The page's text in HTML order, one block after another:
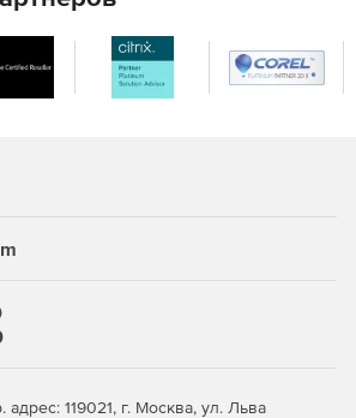
119021, г. Москва, ул. Льва